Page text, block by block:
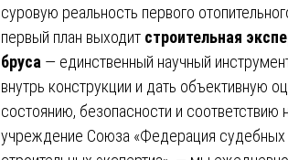
суровую реальность первого
первый план выходит строительная
бруса — единственный научный
внутрь конструкции и дать объективную
состоянию, безопасности и
учреждение Союза «Федерация судебных